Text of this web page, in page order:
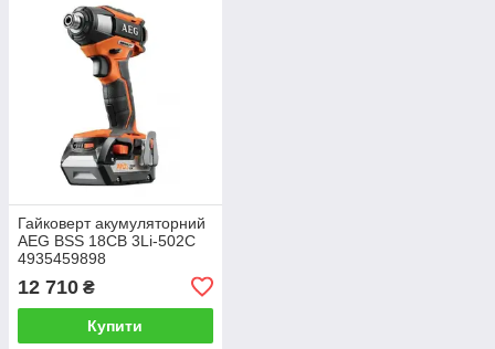
Гайковерт акумуляторний
AEG BSS 18СB 3Li-502C
4935459898
12 710 ₴
Купити